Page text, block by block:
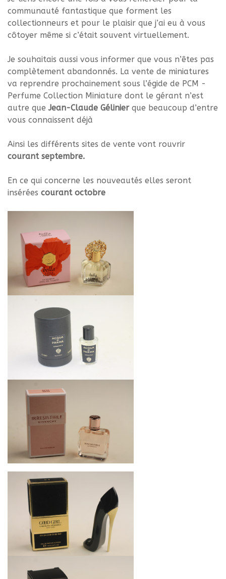
communauté fantastique que forment les
collectionneurs et pour le plaisir que j’ai eu à vous
côtoyer même si c’était souvent virtuellement.
Je souhaitais aussi vous informer que vous n’êtes pas
complètement abandonnés. La vente de miniatures
va reprendre prochainement sous l’égide de PCM -
Perfume Collection Miniature dont le gérant n’est
autre queJean-Claude Gélinierque beaucoup d’entre
vous connaissent déjà
Ainsi les différents sites de vente vont rouvrir
courant septembre.
En ce qui concerne les nouveautés elles seront
insérées courant octobre